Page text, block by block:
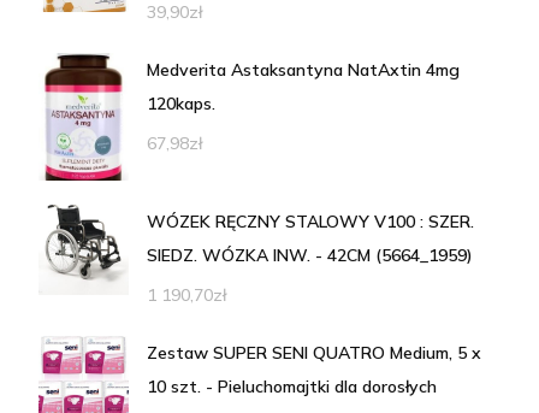
39,90zł
Medverita Astaksantyna NatAxtin 4mg
120kaps.
67,98zł
WÓZEK RĘCZNY STALOWY V100 : SZER.
SIEDZ. WÓZKA INW. - 42CM (5664_1959)
1 190,70zł
Zestaw SUPER SENI QUATRO Medium, 5 x
10 szt. - Pieluchomajtki dla dorosłych